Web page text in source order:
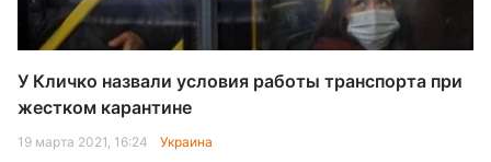
У Кличко назвали условия работы транспорта при
жестком карантине
19 марта 2021, 16:24 Украина